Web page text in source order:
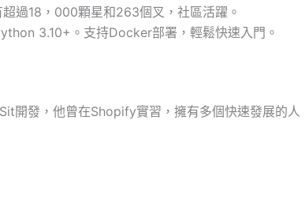
過18，000顆星和263個叉，社區活躍。
3.10+。支持Docker部署，輕鬆快速入門。
開發，他曾在Shopify實習，擁有多個快速發展的人